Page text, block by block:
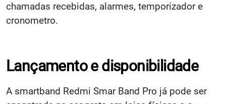
chamadas recebidas, alarmes, temporizador e
cronometro.
Lançamento e disponibilidade
A smartband Redmi Smar Band Pro já pode ser